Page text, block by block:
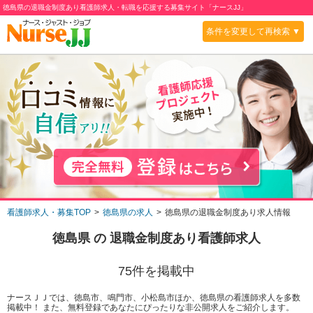
徳島県の退職金制度あり看護師求人・転職を応援する募集サイト「ナースJJ」
条件を変更して再検索 ▼
看護師求人・募集TOP 徳島県の求人 徳島県の退職金制度あり求人情報
徳島県の 退職金制度あり看護師求人
75件を掲載中
ナースＪＪでは、徳島市、鳴門市、小松島市ほか、徳島県の看護師求人を多数
掲載中！ また、無料登録であなたにぴったりな非公開求人をご紹介します。